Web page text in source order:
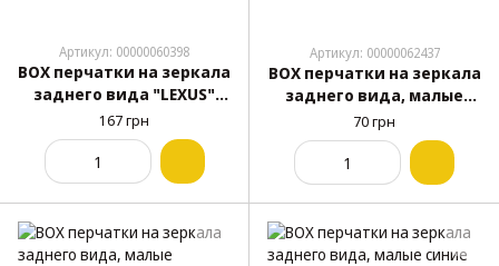
Артикул: 00000060398
BOX перчатки на зеркала
заднего вида "LEXUS"
черные
167 грн
Артикул: 00000062437
BOX перчатки на зеркала
заднего вида, малые
белые "Adidas" - "Nike"
70 грн